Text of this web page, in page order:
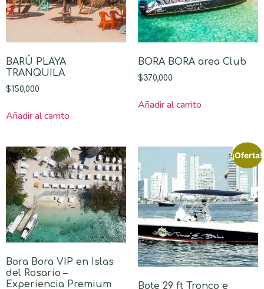
BARÚ PLAYA
TRANQUILA
$150,000
Añadir al carrito
BORA BORA area Club
$370,000
Añadir al carrito
Bora Bora VIP en Islas
del Rosario –
Experiencia Premium
¡Oferta!
Bote 29 ft Tronco e